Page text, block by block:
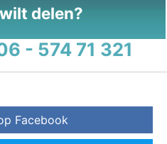
delen?
- 574 71 321
Facebook